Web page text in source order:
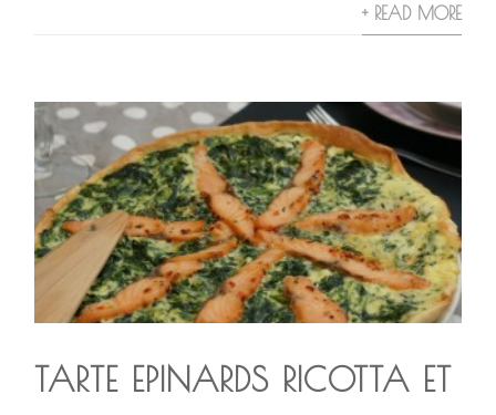
+ READ MORE
TARTE EPINARDS RICOTTA ET